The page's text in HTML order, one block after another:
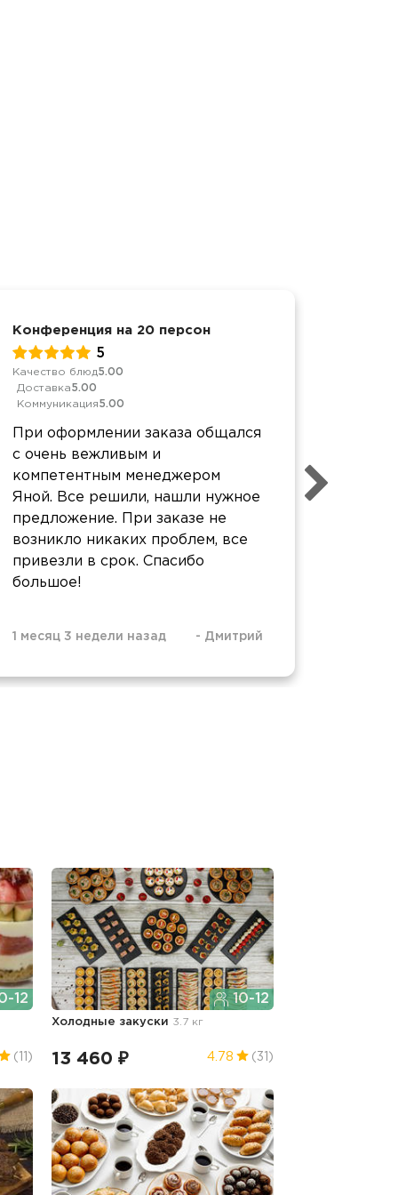
Конференция на 20 персон
5
Качество блюд5.00
Доставка5.00
Коммуникация5.00
При оформлении заказа общался
с очень вежливым и
компетентным менеджером
Яной. Все решили, нашли нужное
предложение. При заказе не
возникло никаких проблем, все
привезли в срок. Спасибо
большое!
1 месяц 3 недели назад - Дмитрий
12
(11)
10-12
Холодные закуски 3.7 кг
13 460 ₽ 4.78 (31)